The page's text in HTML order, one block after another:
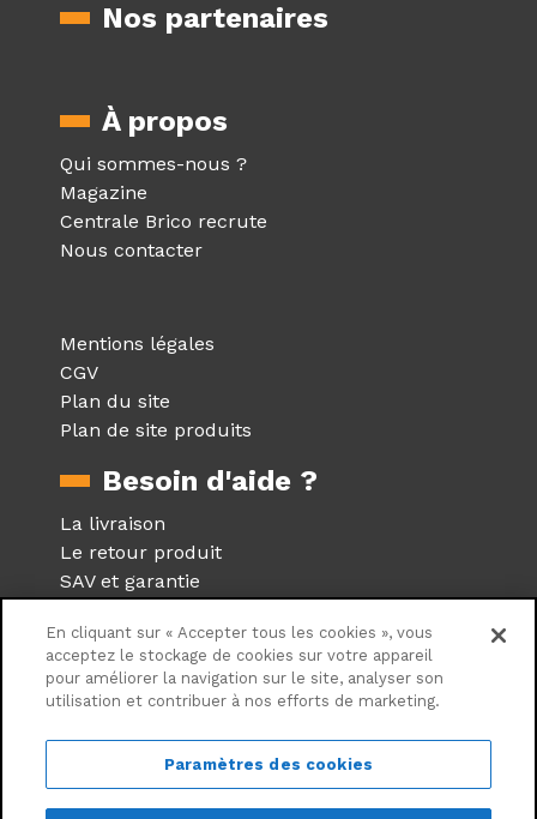
Nos partenaires
À propos
Qui sommes-nous ?
Magazine
Centrale Brico recrute
Nous contacter
Mentions légales
CGV
Plan du site
Plan de site produits
Besoin d'aide ?
La livraison
Le retour produit
SAV et garantie
Réseaux sociaux
Suivez nous sur les réseaux
En cliquant sur « Accepter tous les cookies », vous
acceptez le stockage de cookies sur votre appareil
pour améliorer la navigation sur le site, analyser son
utilisation et contribuer à nos efforts de marketing.
Paramètres des cookies